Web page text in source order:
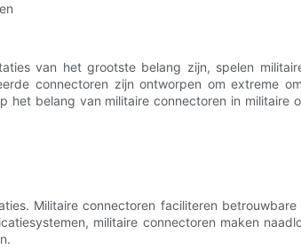
van het grootste belang zijn, spelen
connectoren zijn ontworpen om extreme
belang van militaire connectoren in militaire
Militaire connectoren faciliteren
militaire connectoren maken